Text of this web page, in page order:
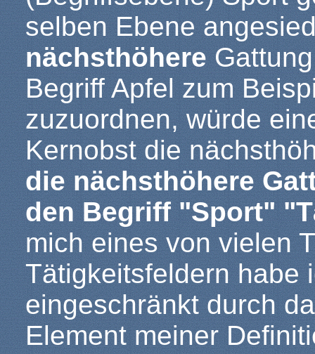
selben Ebene
nächsthöhere
Begriff Apfel zum
zuzuordnen, würde
Kernobst die
die nächsthöhere
den Begriff "Sport"
mich eines von vielen
Tätigkeitsfeldern habe
eingeschränkt durch
Element meiner